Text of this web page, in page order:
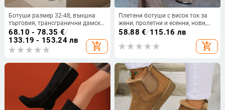
Ботуши размер 32-48, външна
търговия, трансгранични дамски
ботуши, есен и зима, нови, къси
ботуши на висок ток, дамски
ботуши с купчина, обърнати
ботуши
68.10 - 78.35 €/
133.19 - 153.24 лв
add_shopping_cart
Плетени ботуши с висок ток за
жени, пролетни и есенни, нови,
британски стил, квадратни
пръсти, висок ток с дебел ток и
цип отстрани, модни дамски
58.88 €/115.16 лв
add_shopping_cart